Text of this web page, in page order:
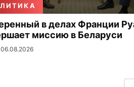
в делах Франции
миссию в Беларуси
06.08.2026